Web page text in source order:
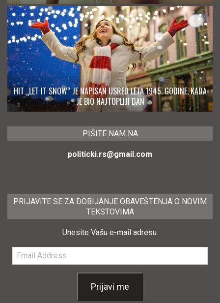
HIT „LET IT SNOW“ JE NAPISAN USRED LETA 1945. GODINE, KADA
JE BIO NAJTOPLIJI DAN
PIŠITE NAM NA
politicki.rs@gmail.com
PRIJAVITE SE ZA DOBIJANJE OBAVEŠTENJA O NOVIM
TEKSTOVIMA
Unesite Vašu e-mail adresu.
Email
Address
Prijavi me